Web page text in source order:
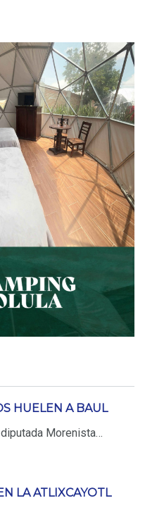
HUELEN A BAUL
Morenista…
LA ATLIXCAYOTL